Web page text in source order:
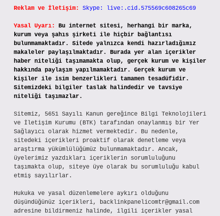
Reklam ve İletişim: Skype: live:.cid.575569c608265c69
Yasal Uyarı:
Bu internet sitesi, herhangi bir marka,
kurum veya şahıs şirketi ile hiçbir bağlantısı
bulunmamaktadır. Sitede yalnızca kendi hazırladığımız
makaleler paylaşılmaktadır. Burada yer alan içerikler
haber niteliği taşımamakta olup, gerçek kurum ve kişiler
hakkında paylaşım yapılmamaktadır. Gerçek kurum ve
kişiler ile isim benzerlikleri tamamen tesadüfidir.
Sitemizdeki bilgiler taslak halindedir ve tavsiye
niteliği taşımazlar.
Sitemiz, 5651 Sayılı Kanun gereğince Bilgi Teknolojileri
ve İletişim Kurumu (BTK) tarafından onaylanmış bir Yer
Sağlayıcı olarak hizmet vermektedir. Bu nedenle,
sitedeki içerikleri proaktif olarak denetleme veya
araştırma yükümlülüğümüz bulunmamaktadır. Ancak,
üyelerimiz yazdıkları içeriklerin sorumluluğunu
taşımakta olup, siteye üye olarak bu sorumluluğu kabul
etmiş sayılırlar.
Hukuka ve yasal düzenlemelere aykırı olduğunu
düşündüğünüz içerikleri, backlinkpanelicomtr@gmail.com
adresine bildirmeniz halinde, ilgili içerikler yasal